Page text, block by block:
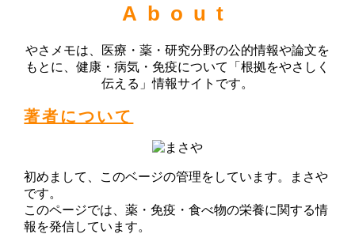
About
やさメモは、医療・薬・研究分野の公的情報や論文を
もとに、健康・病気・免疫について「根拠をやさしく
伝える」情報サイトです。
著者について
初めまして、このベージの管理をしています。まさや
です。
このページでは、薬・免疫・食べ物の栄養に関する情
報を発信しています。